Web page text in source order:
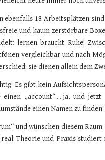
ebenfalls 18 Arbeitsplätzen
und kaum zerstörbare
lernen braucht Ruhe!
vergleichbar und nach
sie dienen allein dem
Es gibt kein
„account“.....ja, und
einen Namen zu finden:
und wünschen diesem
Theorie und Praxis